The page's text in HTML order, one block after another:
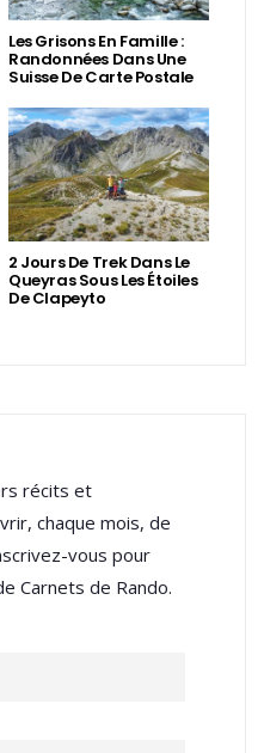
Les Grisons En Famille :
Randonnées Dans Une
Suisse De Carte Postale
2 Jours De Trek Dans Le
Queyras Sous Les Étoiles
De Clapeyto
récits et
chaque mois, de
vous pour
Carnets de Rando.